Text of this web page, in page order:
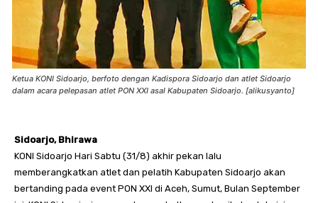
Ketua KONI Sidoarjo, berfoto dengan Kadispora Sidoarjo dan atlet Sidoarjo
dalam acara pelepasan atlet PON XXI asal Kabupaten Sidoarjo. [alikusyanto]
Sidoarjo, Bhirawa
KONI Sidoarjo Hari Sabtu (31/8) akhir pekan lalu
memberangkatkan atlet dan pelatih Kabupaten Sidoarjo akan
bertanding pada event PON XXI di Aceh, Sumut, Bulan September